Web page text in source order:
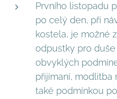
Prvního listopadu
po celý den, při
kostela, je možné
odpustky pro
obvyklých
přijímaní, modlitba
také podmínkou